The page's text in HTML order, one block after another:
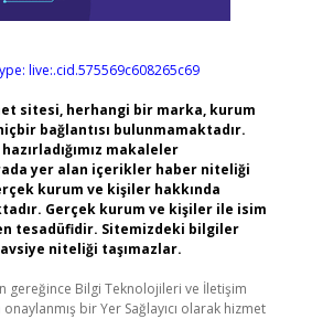
live:.cid.575569c608265c69
sitesi, herhangi bir marka, kurum
bağlantısı bulunmamaktadır.
makaleler
yer alan içerikler haber niteliği
kurum ve kişiler hakkında
Gerçek kurum ve kişiler ile isim
tesadüfidir. Sitemizdeki bilgiler
niteliği taşımazlar.
gereğince Bilgi Teknolojileri ve İletişim
bir Yer Sağlayıcı olarak hizmet